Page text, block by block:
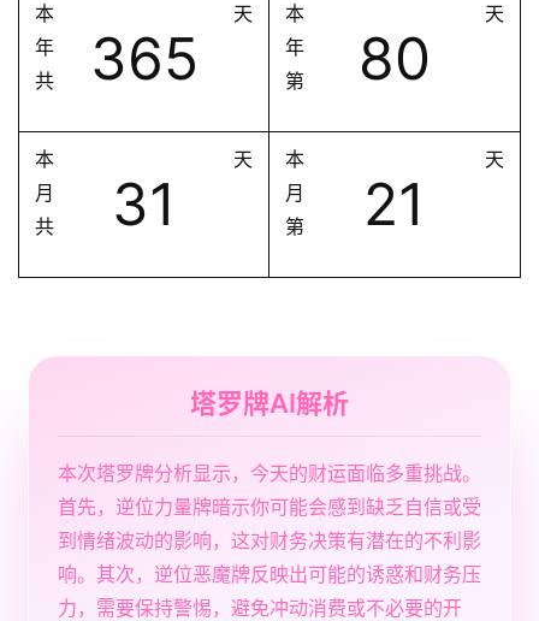
本
年
共
365
天
本
年
第
80
天
本
月
共
31
天
本
月
第
21
天
塔罗牌AI解析
本次塔罗牌分析显示，今天的财运面临多重挑战。
首先，逆位力量牌暗示你可能会感到缺乏自信或受
到情绪波动的影响，这对财务决策有潜在的不利影
响。其次，逆位恶魔牌反映出可能的诱惑和财务压
力，需要保持警惕，避免冲动消费或不必要的开